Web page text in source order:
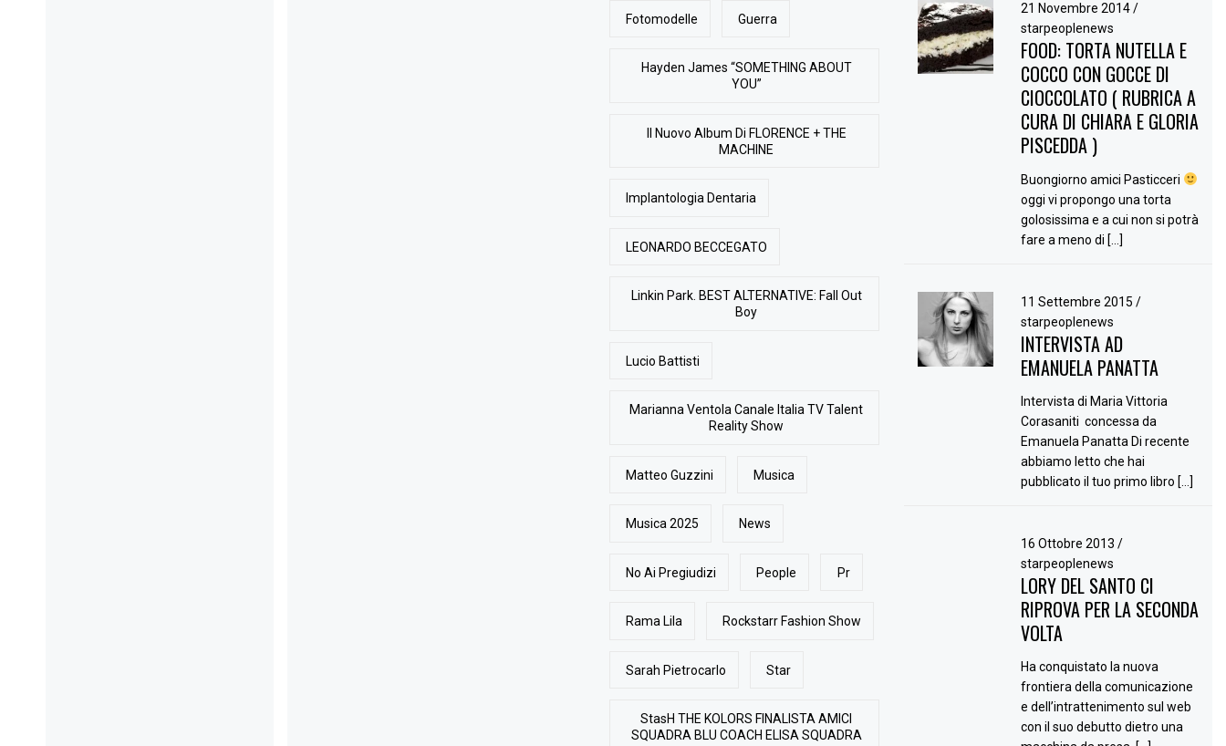
Fotomodelle Guerra
Hayden James “SOMETHING ABOUT
YOU”
Il Nuovo Album Di FLORENCE + THE
MACHINE
Implantologia Dentaria
LEONARDO BECCEGATO
Linkin Park. BEST ALTERNATIVE: Fall Out
Boy
Lucio Battisti
Marianna Ventola Canale Italia TV Talent
Reality Show
Matteo Guzzini Musica
Musica 2025 News
No Ai Pregiudizi People Pr
Rama Lila Rockstarr Fashion Show
Sarah Pietrocarlo Star
StasH THE KOLORS FINALISTA AMICI
SQUADRA BLU COACH ELISA SQUADRA
21 Novembre 2014/
starpeoplenews
FOOD: TORTA NUTELLA E
COCCO CON GOCCE DI
CIOCCOLATO ( RUBRICA A
CURA DI CHIARA E GLORIA
PISCEDDA )
Buongiorno amici Pasticceri
oggi vi propongo una torta
golosissima e a cui non si potrà
fare a meno di […]
11 Settembre 2015 /
starpeoplenews
INTERVISTA AD
EMANUELA PANATTA
Intervista di Maria Vittoria
Corasaniti concessa da
Emanuela Panatta Di recente
abbiamo letto che hai
pubblicato il tuo primo libro […]
16 Ottobre 2013 /
starpeoplenews
LORY DEL SANTO CI
RIPROVA PER LA SECONDA
VOLTA
Ha conquistato la nuova
frontiera della comunicazione
e dell’intrattenimento sul web
con il suo debutto dietro una